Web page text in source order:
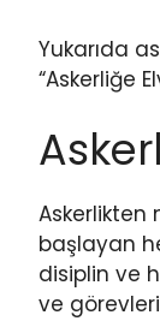
Yukarıda
“Askerliğe
Askerlikten
başlayan
disiplin ve
ve